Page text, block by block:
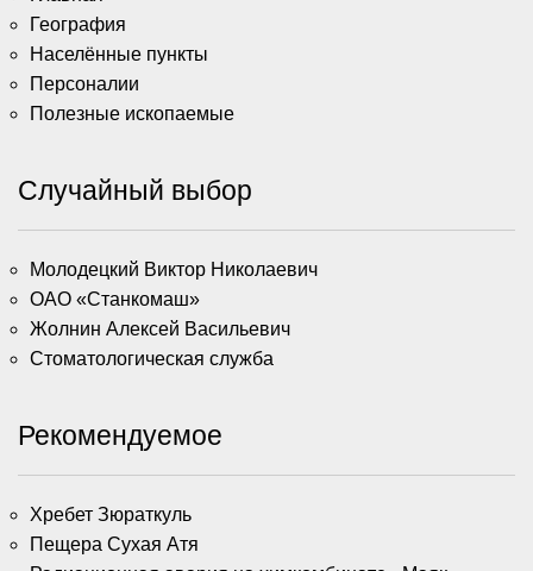
География
Населённые пункты
Персоналии
Полезные ископаемые
Случайный выбор
Молодецкий Виктор Николаевич
ОАО «Станкомаш»
Жолнин Алексей Васильевич
Стоматологическая служба
Рекомендуемое
Хребет Зюраткуль
Пещера Сухая Атя